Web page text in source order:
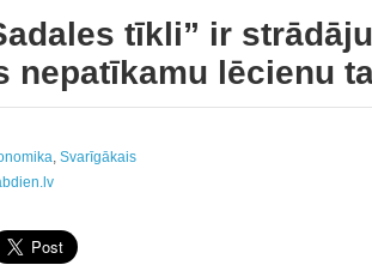
tīkli” ir
nepatīkamu lēcienu
, Svarīgākais